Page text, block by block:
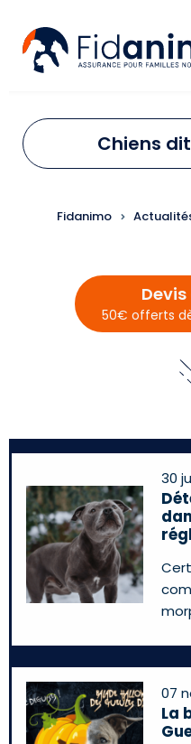
Chiens
Fidanimo
50€ offerts
30
07
La